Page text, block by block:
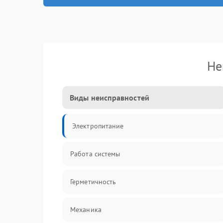
Виды неисправностей
Электропитание
Работа системы
Герметичность
Механика